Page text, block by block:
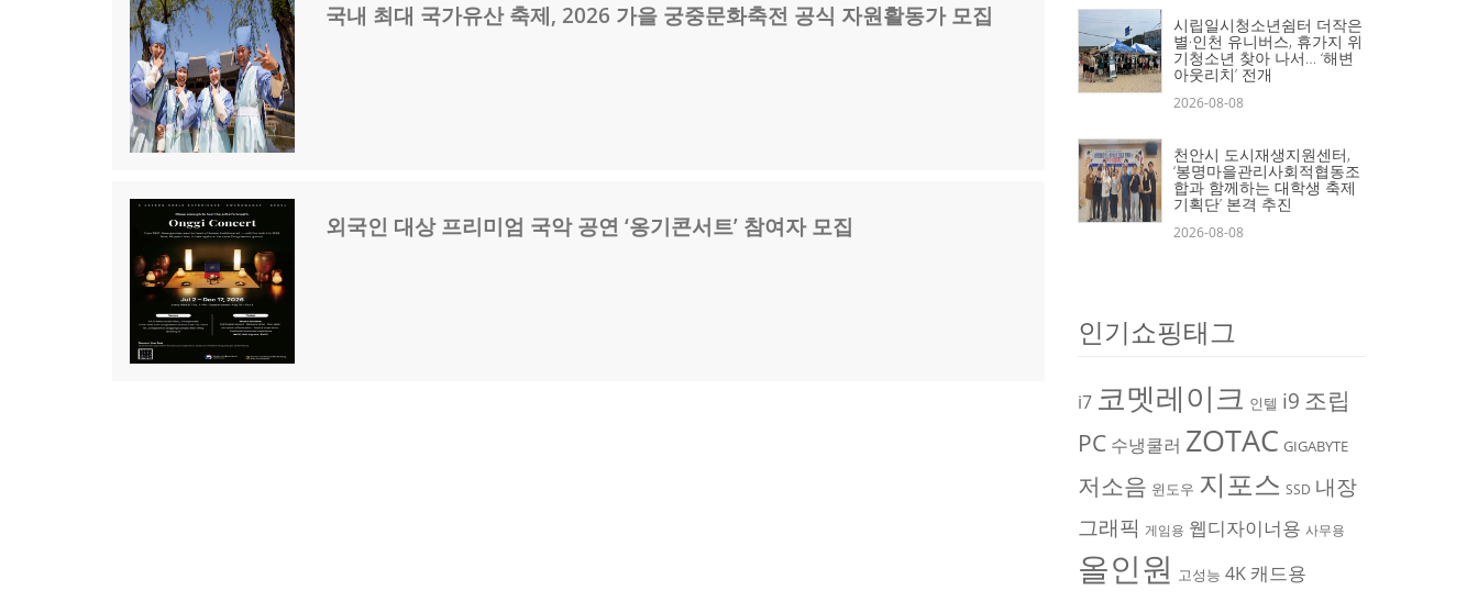
국내 최대 국가유산 축제, 2026 가을 궁중문화축전 공식 자원활동가 모집
외국인 대상 프리미엄 국악 공연 ‘옹기콘서트’ 참여자 모집
시립일시청소년쉼터 더작은
별·인천 유니버스, 휴가지 위
기청소년 찾아 나서… ‘해변
아웃리치’ 전개
2026-08-08
천안시 도시재생지원센터,
‘봉명마을관리사회적협동조
합과 함께하는 대학생 축제
기획단’ 본격 추진
2026-08-08
인기쇼핑태그
i7 코멧레이크 인텔 i9 조립
PC 수냉쿨러 ZOTAC GIGABYTE
저소음 윈도우 지포스 SSD 내장
그래픽 게임용 웹디자이너용 사무용
올인원 고성능 4K 캐드용